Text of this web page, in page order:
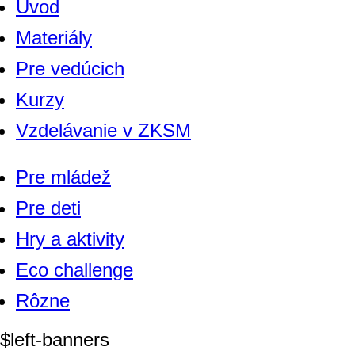
Úvod
Materiály
Pre vedúcich
Kurzy
Vzdelávanie v ZKSM
Pre mládež
Pre deti
Hry a aktivity
Eco challenge
Rôzne
$left-banners